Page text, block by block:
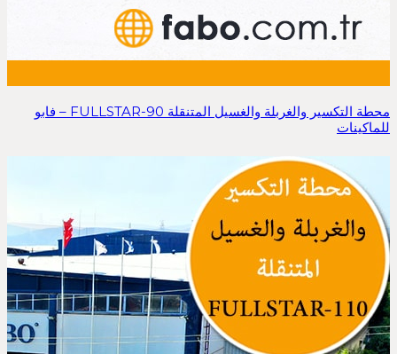
محطة التكسير والغربلة والغسيل المتنقلة FULLSTAR-90 – فابو
للماكينات